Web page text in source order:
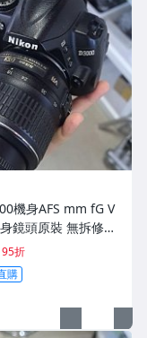
機身AFS mm fG V
鏡頭原裝 無拆修無
使用痕跡 鏡頭-34
95折
購